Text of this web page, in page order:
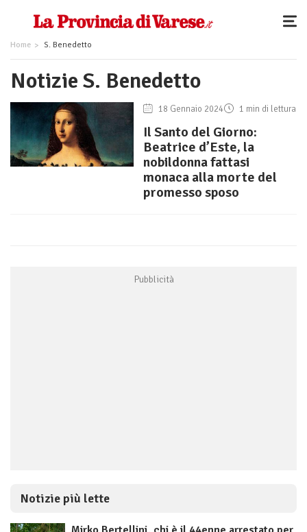
Home S. Benedetto
Notizie S. Benedetto
18 Gennaio 2024 1 min di lettura
Il Santo del Giorno:
Beatrice d’Este, la
nobildonna fattasi
monaca alla morte del
promesso sposo
Notizie più lette